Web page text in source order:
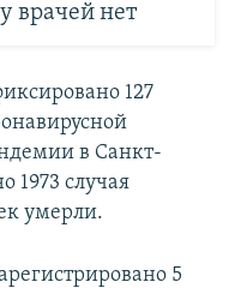
врачей нет
127
в Санкт-
1973 случая
умерли.
5